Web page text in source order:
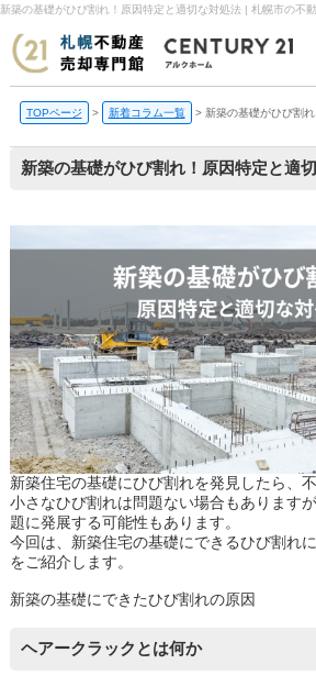
TOPページ > 新着コラム一覧 > 新築の基礎がひび割
新築の基礎がひび割れ！原因特定と適
新築住宅の基礎にひび割れを発見したら、
小さなひび割れは問題ない場合もあります
題に発展する可能性もあります。
今回は、新築住宅の基礎にできるひび割れ
をご紹介します。
新築の基礎にできたひび割れの原因
ヘアークラックとは何か